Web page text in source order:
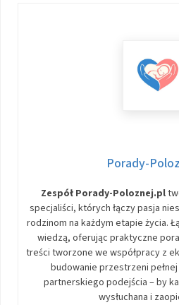
Porady-
Zespół Porady-Poloznej.pl
specjaliści, których łączy pasja
rodzinom na każdym etapie życia.
wiedzą, oferując praktyczne
treści tworzone we współpracy z
budowanie przestrzeni
partnerskiego podejścia – by
wysłuchana i